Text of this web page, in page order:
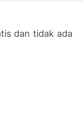
dan tidak ada